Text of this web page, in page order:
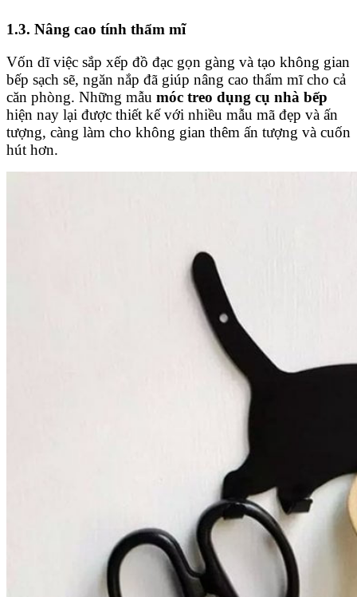
1.3. Nâng cao tính thẩm mĩ
Vốn dĩ việc sắp xếp đồ đạc gọn gàng và tạo không gian
bếp sạch sẽ, ngăn nắp đã giúp nâng cao thẩm mĩ cho cả
căn phòng. Những mẫu móc treo dụng cụ nhà bếp
hiện nay lại được thiết kế với nhiều mẫu mã đẹp và ấn
tượng, càng làm cho không gian thêm ấn tượng và cuốn
hút hơn.